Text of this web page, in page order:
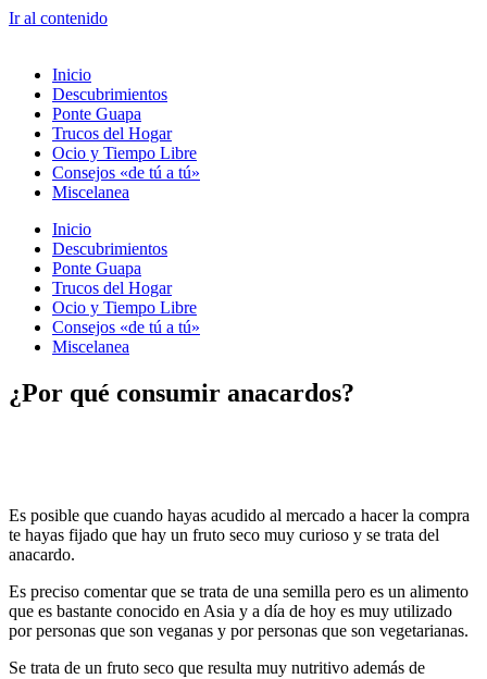
Ir al contenido
Inicio
Descubrimientos
Ponte Guapa
Trucos del Hogar
Ocio y Tiempo Libre
Consejos «de tú a tú»
Miscelanea
Inicio
Descubrimientos
Ponte Guapa
Trucos del Hogar
Ocio y Tiempo Libre
Consejos «de tú a tú»
Miscelanea
¿Por qué consumir anacardos?
Es posible que cuando hayas acudido al mercado a hacer la compra
te hayas fijado que hay un fruto seco muy curioso y se trata del
anacardo.
Es preciso comentar que se trata de una semilla pero es un alimento
que es bastante conocido en Asia y a día de hoy es muy utilizado
por personas que son veganas y por personas que son vegetarianas.
Se trata de un fruto seco que resulta muy nutritivo además de